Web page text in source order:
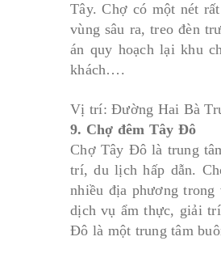
Tây. Chợ có một nét
vùng sâu ra, treo đèn
án quy hoạch lại khu
khách….
Vị trí: Đường Hai Bà
9. Chợ đêm Tây Đô
Chợ Tây Đô là trung
trí, du lịch hấp dẫn.
nhiều địa phương trong
dịch vụ ẩm thực, giải
Đô là một trung tâm